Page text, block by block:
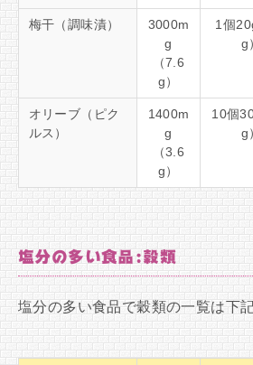
梅干（調味漬）
3000m
g
（7.6
g）
1個
g
オリーブ（ピク
ルス）
1400m
g
（3.6
g）
10個
g
塩分の多い食品:穀類
塩分の多い食品で穀類の一覧は下